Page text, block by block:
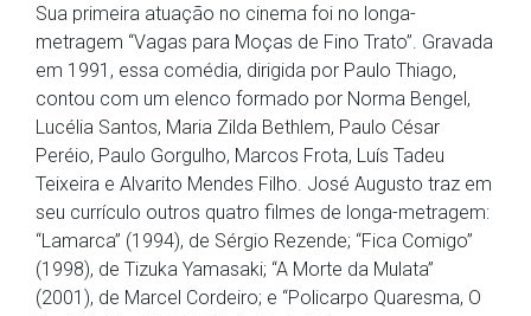
Sua primeira atuação no cinema foi no longa-
metragem “Vagas para Moças de Fino Trato”. Gravada
em 1991, essa comédia, dirigida por Paulo Thiago,
contou com um elenco formado por Norma Bengel,
Lucélia Santos, Maria Zilda Bethlem, Paulo César
Peréio, Paulo Gorgulho, Marcos Frota, Luís Tadeu
Teixeira e Alvarito Mendes Filho. José Augusto traz em
seu currículo outros quatro filmes de longa-metragem:
“Lamarca” (1994), de Sérgio Rezende; “Fica Comigo”
(1998), de Tizuka Yamasaki; “A Morte da Mulata”
(2001), de Marcel Cordeiro; e “Policarpo Quaresma, O